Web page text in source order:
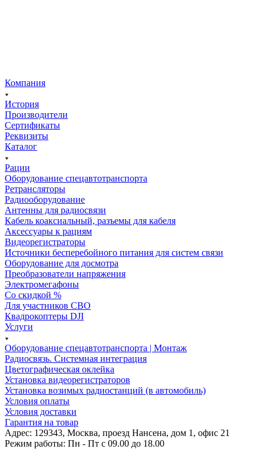
Компания
История
Производители
Сертификаты
Реквизиты
Каталог
Рации
Оборудование спецавтотранспорта
Ретрансляторы
Радиооборудование
Антенны для радиосвязи
Кабель коаксиальный, разъемы для кабеля
Аксессуары к рациям
Видеорегистраторы
Источники бесперебойного питания для систем связи
Оборудование для досмотра
Преобразователи напряжения
Электромегафоны
Со скидкой %
Для участников СВО
Квадрокоптеры DJI
Услуги
Оборудование спецавтотранспорта | Монтаж
Радиосвязь. Системная интеграция
Цветографическая оклейка
Установка видеорегистраторов
Установка возимых радиостанций (в автомобиль)
Условия оплаты
Условия доставки
Гарантия на товар
Адрес: 129343, Москва, проезд Нансена, дом 1, офис 21
Режим работы: Пн - Пт c 09.00 до 18.00